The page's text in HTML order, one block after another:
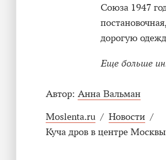
Союза 1947
дорогую
Еще больше
Автор: Анна Вальман
Moslenta.ru / Новости /
Куча дров в центре